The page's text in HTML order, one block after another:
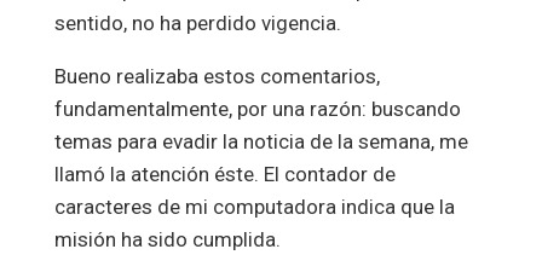
sentido, no ha perdido vigencia.
Bueno realizaba estos comentarios,
fundamentalmente, por una razón: buscando
temas para evadir la noticia de la semana, me
llamó la atención éste. El contador de
caracteres de mi computadora indica que la
misión ha sido cumplida.